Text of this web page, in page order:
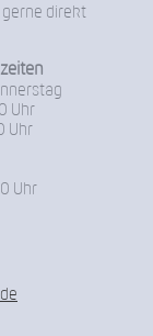
direkt
Uhr
Uhr
Uhr